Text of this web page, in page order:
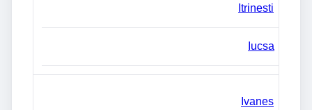
Itrinesti
Iucsa
Ivanes